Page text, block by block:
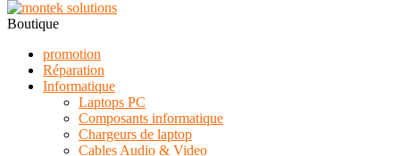
Boutique
promotion
Réparation
Informatique
Laptops PC
Composants informatique
Chargeurs de laptop
Cables Audio & Video